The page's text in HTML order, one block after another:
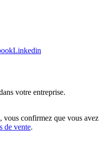
Linkedin
votre entreprise.
vous confirmez que vous avez
de vente.